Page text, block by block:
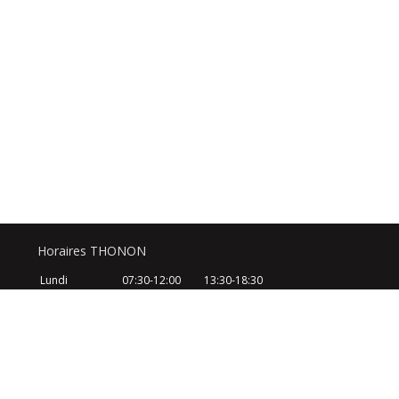
Horaires THONON
Lundi 07:30-12:00
13:30-18:30